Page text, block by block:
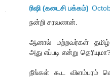
ரிஷி (கடைசி பக்கம்)
நன்றி சரவணன்.
ஆனால் மற்றவர்கள் தமிழ்
அது எப்படி என்று
நீங்கள் கூட விளம்பரம்